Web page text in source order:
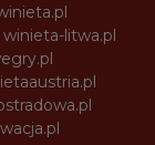
winieta-litwa.pl